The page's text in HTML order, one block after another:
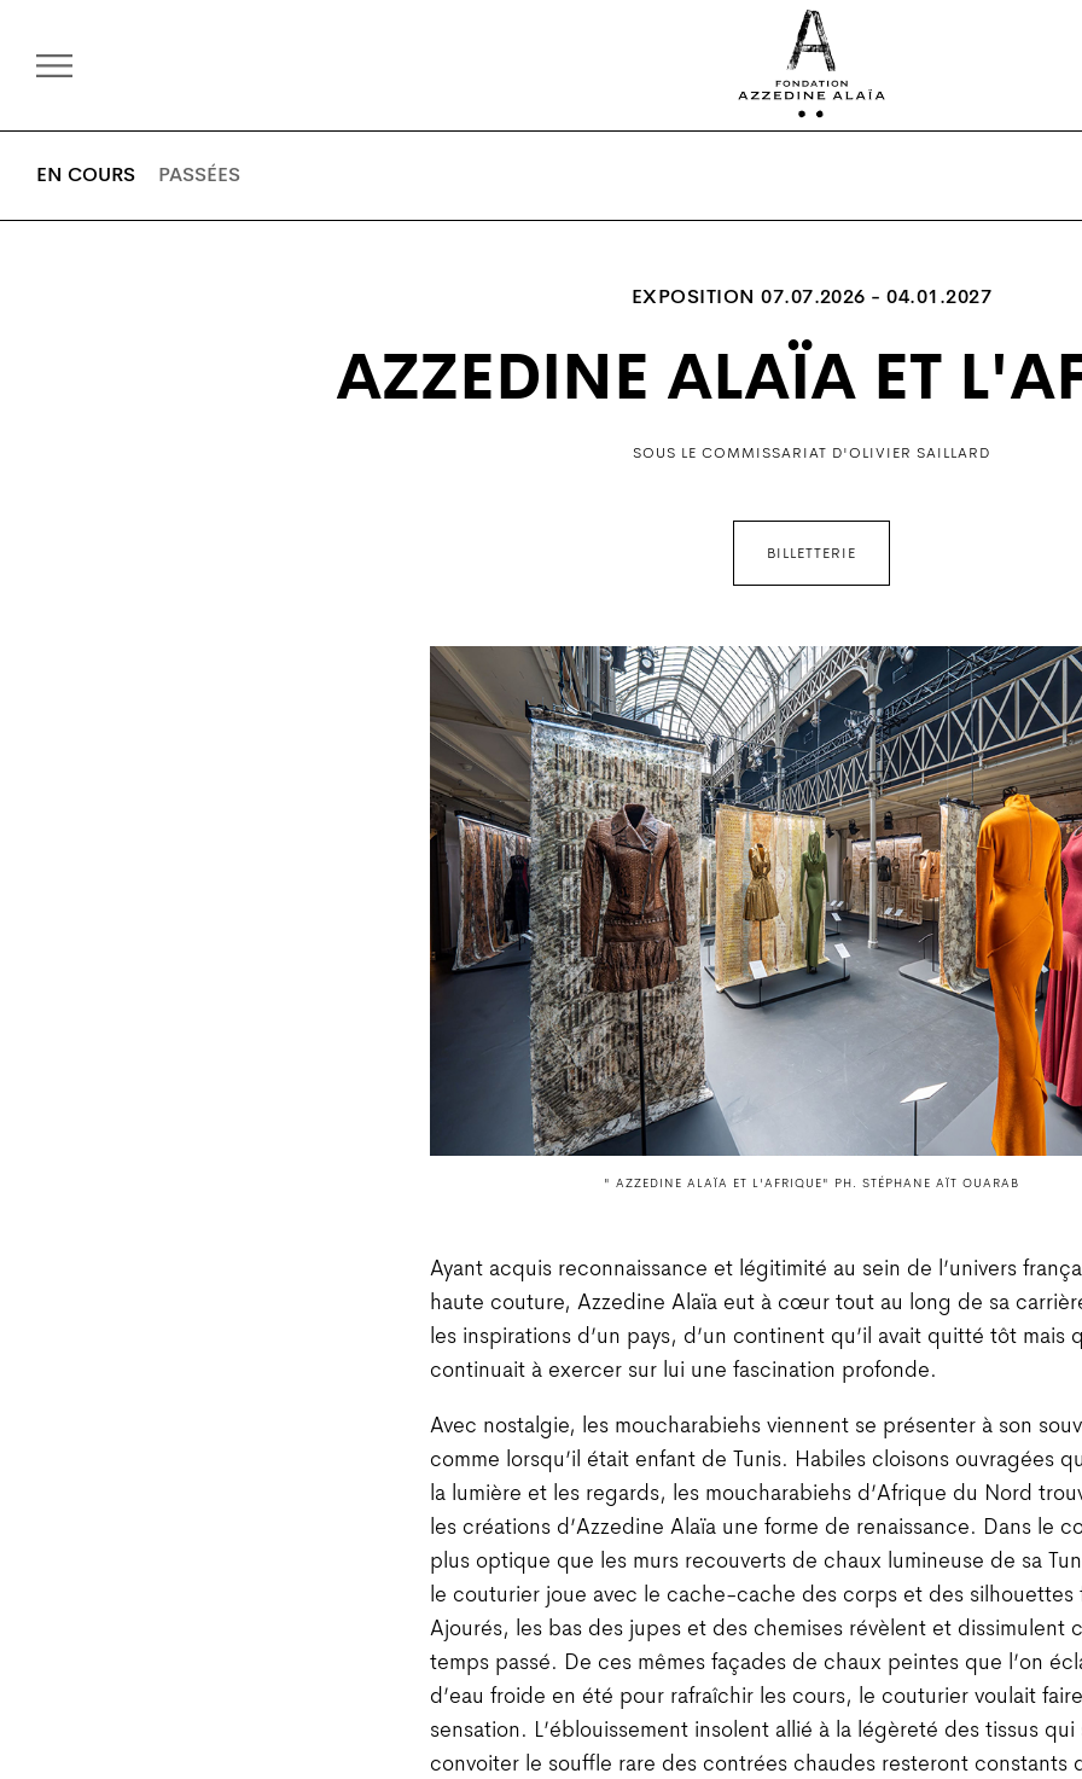
EN COURS PASSÉES
EXPOSITION 07.07.2026 - 04.01.2027
AZZEDINE ALAÏA ET
SOUS LE COMMISSARIAT D'OLIVIER SAILLARD
BILLETTERIE
" AZZEDINE ALAÏA ET L'AFRIQUE" PH. STÉPHANE AÏT OUARAB
Ayant acquis reconnaissance et légitimité au sein de l’univers
haute couture, Azzedine Alaïa eut à cœur tout au long de sa
les inspirations d’un pays, d’un continent qu’il avait quitté tôt mais
continuait à exercer sur lui une fascination profonde.
Avec nostalgie, les moucharabiehs viennent se présenter à son
comme lorsqu’il était enfant de Tunis. Habiles cloisons ouvragées
la lumière et les regards, les moucharabiehs d’Afrique du Nord
les créations d’Azzedine Alaïa une forme de renaissance. Dans le
plus optique que les murs recouverts de chaux lumineuse de sa
le couturier joue avec le cache-cache des corps et des silhouettes
Ajourés, les bas des jupes et des chemises révèlent et dissimulent
temps passé. De ces mêmes façades de chaux peintes que l’on
d’eau froide en été pour rafraîchir les cours, le couturier voulait
sensation. L’éblouissement insolent allié à la légèreté des tissus
convoiter le souffle rare des contrées chaudes resteront constants